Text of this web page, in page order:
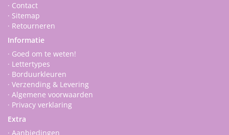
· Contact
· Sitemap
· Retourneren
Informatie
· Goed om te weten!
· Lettertypes
· Borduurkleuren
· Verzending & Levering
· Algemene voorwaarden
· Privacy verklaring
Extra
· Aanbiedingen